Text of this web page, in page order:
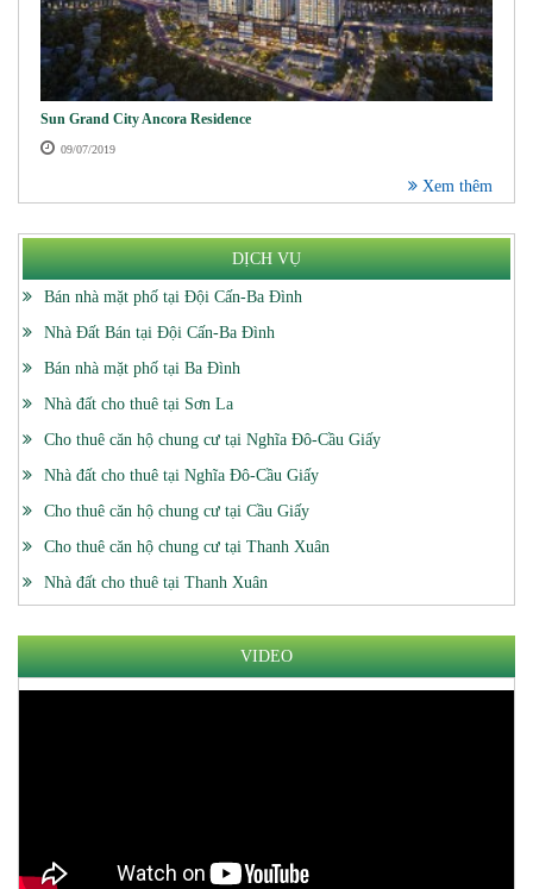
Sun Grand City Ancora Residence
09/07/2019
Xem thêm
DỊCH VỤ
Bán nhà mặt phố tại Đội Cấn-Ba Đình
Nhà Đất Bán tại Đội Cấn-Ba Đình
Bán nhà mặt phố tại Ba Đình
Nhà đất cho thuê tại Sơn La
Cho thuê căn hộ chung cư tại Nghĩa Đô-Cầu Giấy
Nhà đất cho thuê tại Nghĩa Đô-Cầu Giấy
Cho thuê căn hộ chung cư tại Cầu Giấy
Cho thuê căn hộ chung cư tại Thanh Xuân
Nhà đất cho thuê tại Thanh Xuân
VIDEO